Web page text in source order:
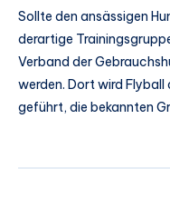
Sollte den ansässigen
derartige
Verband der
werden. Dort wird
geführt, die bekannten